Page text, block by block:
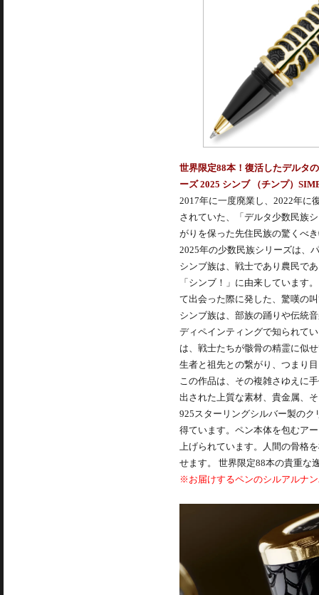
世界限定88本！復活したデルタ
ーズ 2025 シンブ （チンプ）
2017年に一度廃業し、2022年に
されていた、「デルタ少数民族
がりを保った先住民族の驚くべ
2025年の少数民族シリーズは、
シンブ族は、戦士であり農民で
「シンブ！」に由来しています
て出会った際に発した、驚嘆の
シンブ族は、部族の踊りや伝統
ディペインティングで知られて
は、戦士たちが骸骨の精霊に似
生者と祖先との繋がり、つまり
この作品は、その複雑さゆえに
出された上質な素材、貴金属、
925スターリングシルバー製の
得ています。ペン本体を包むア
上げられています。人間の骨格
せます。 世界限定88本の貴重な
※お届けするペンのシルアルナ